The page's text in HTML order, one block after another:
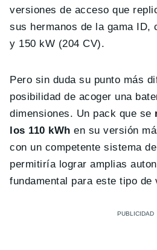
versiones de acceso que
sus hermanos de la gama ID,
y 150 kW (204 CV).
Pero sin duda su punto más
posibilidad de acoger una
dimensiones. Un pack que se
los 110 kWh en su versión
con un competente sistema
permitiría lograr amplias
fundamental para este tipo de